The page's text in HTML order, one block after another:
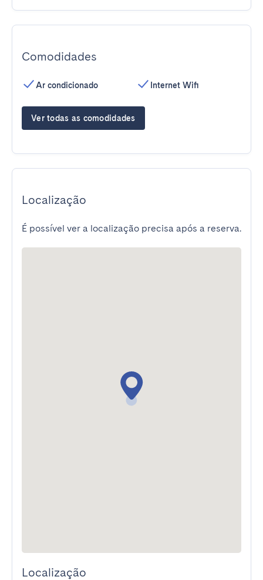
Comodidades
Ar condicionado Internet Wifi
Ver todas as comodidades
Localização
É possível ver a localização precisa após a reserva.
Localização